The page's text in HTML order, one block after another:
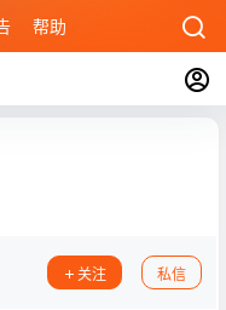
帮助
关注 私信